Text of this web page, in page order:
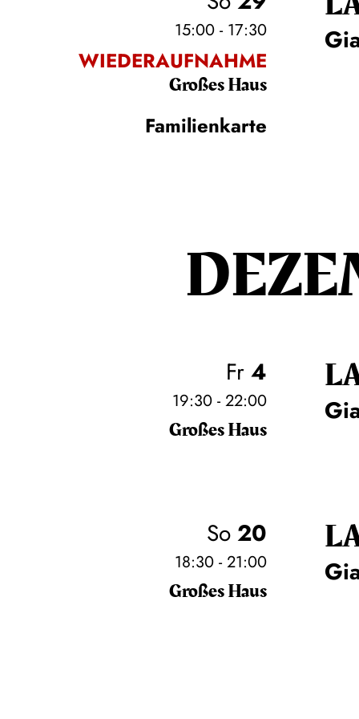
15:00 - 17:30
WIEDERAUFNAHME
Großes Haus
Familienkarte
Fr4
19:30 - 22:00
Großes Haus
So20
18:30 - 21:00
Großes Haus